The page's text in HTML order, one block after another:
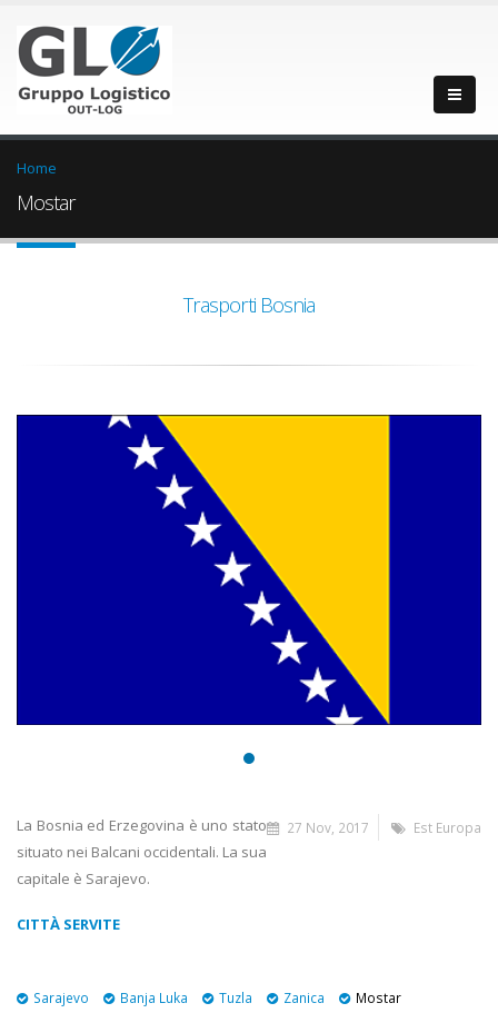
Home
Mostar
Trasporti Bosnia
27 Nov, 2017 Est Europa
La Bosnia ed Erzegovina è uno stato
situato nei Balcani occidentali. La sua
capitale è Sarajevo.
CITTÀ SERVITE
Sarajevo Banja Luka Tuzla Zanica Mostar